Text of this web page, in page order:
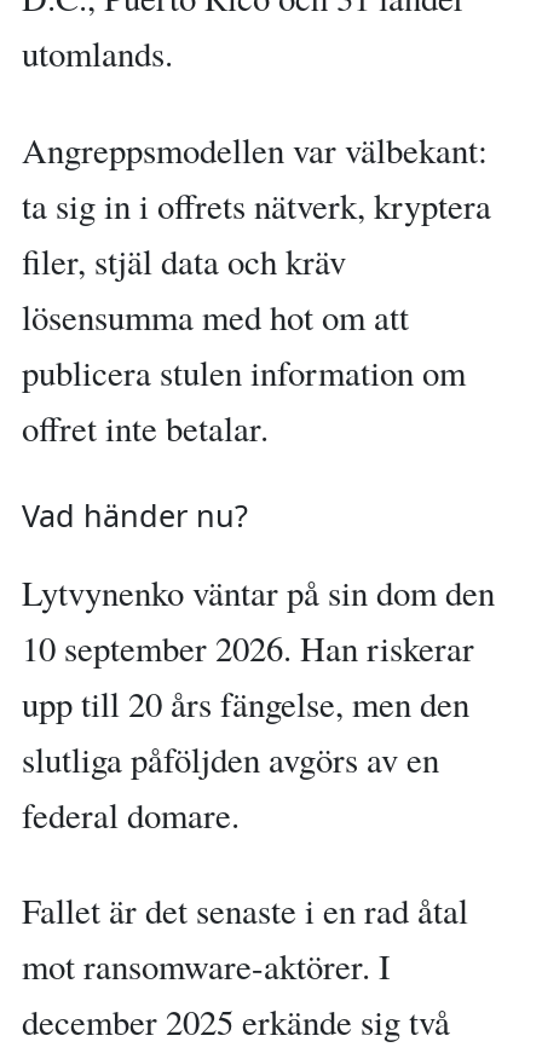
utomlands.
Angreppsmodellen var välbekant:
ta sig in i offrets nätverk, kryptera
filer, stjäl data och kräv
lösensumma med hot om att
publicera stulen information om
offret inte betalar.
Vad händer nu?
Lytvynenko väntar på sin dom den
10 september 2026. Han riskerar
upp till 20 års fängelse, men den
slutliga påföljden avgörs av en
federal domare.
Fallet är det senaste i en rad åtal
mot ransomware-aktörer. I
december 2025 erkände sig två